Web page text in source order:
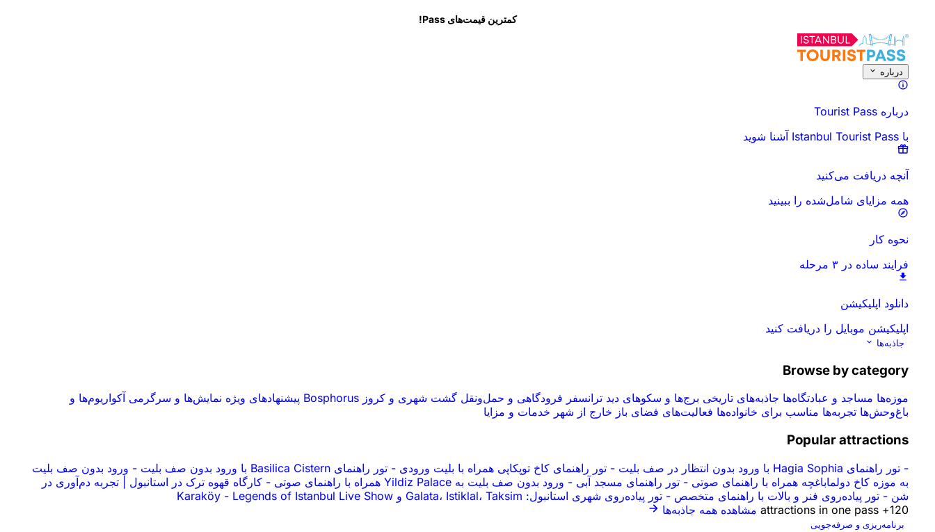
کمترین قیمت‌های Pass!
درباره
درباره Tourist Pass
با Istanbul Tourist Pass آشنا شوید
آنچه دریافت می‌کنید
همه مزایای شامل‌شده را ببینید
نحوه کار
فرایند ساده در ۳ مرحله
دانلود اپلیکیشن
اپلیکیشن موبایل را دریافت کنید
جاذبه‌ها
Browse by category
موزه‌ها مساجد و عبادتگاه‌ها جاذبه‌های تاریخی برج‌ها و سکوهای دید ترانسفر فرودگاهی و حمل‌ونقل گشت شهری و کروز Bosphorus پیشنهادهای ویژه نمایش‌ها و سرگرمی آکواریوم‌ها و
باغ‌وحش‌ها تجربه‌ها مناسب برای خانواده‌ها فعالیت‌های فضای باز خارج از شهر خدمات و مزایا
Popular attractions
- تور راهنمای Hagia Sophia با ورود بدون انتظار در صف بلیت - تور راهنمای کاخ توپکاپی همراه با بلیت ورودی - تور راهنمای Basilica Cistern با ورود بدون صف بلیت - ورود بدون صف بلیت
به موزه کاخ دولما‌باغچه همراه با راهنمای صوتی - تور راهنمای مسجد آبی - ورود بدون صف بلیت به Yildiz Palace همراه با راهنمای صوتی - کارگاه قهوه ترک در استانبول | تجربه دم‌آوری در
شن - تور پیاده‌روی فنر و بالات با راهنمای متخصص - تور پیاده‌روی شهری استانبول: Galata، Istiklal، Taksim و Karaköy - Legends of Istanbul Live Show
120+ attractions in one pass
مشاهده همه جاذبه‌ها
برنامه‌ریزی و صرفه‌جویی